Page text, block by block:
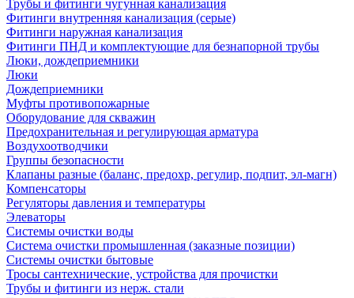
Трубы и фитинги чугунная канализация
Фитинги внутренняя канализация (серые)
Фитинги наружная канализация
Фитинги ПНД и комплектующие для безнапорной трубы
Люки, дождеприемники
Люки
Дождеприемники
Муфты противопожарные
Оборудование для скважин
Предохранительная и регулирующая арматура
Воздухоотводчики
Группы безопасности
Клапаны разные (баланс, предохр, регулир, подпит, эл-магн)
Компенсаторы
Регуляторы давления и температуры
Элеваторы
Системы очистки воды
Система очистки промышленная (заказные позиции)
Системы очистки бытовые
Тросы сантехнические, устройства для прочистки
Трубы и фитинги из нерж. стали